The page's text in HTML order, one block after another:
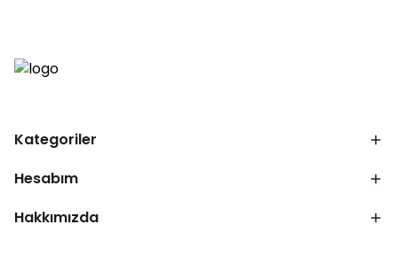
Kategoriler
Hesabım
Hakkımızda